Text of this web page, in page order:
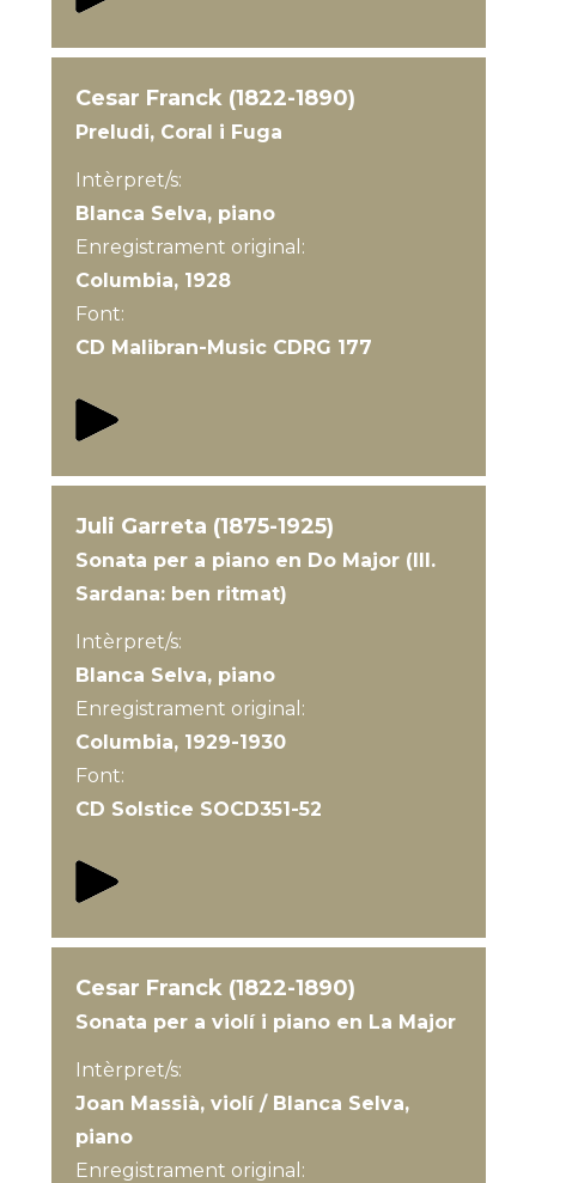
Cesar Franck (1822-1890)
Preludi, Coral i Fuga
Intèrpret/s:
Blanca Selva, piano
Enregistrament original:
Columbia, 1928
Font:
CD Malibran-Music CDRG 177
Juli Garreta (1875-1925)
Sonata per a piano en Do Major (III.
Sardana: ben ritmat)
Intèrpret/s:
Blanca Selva, piano
Enregistrament original:
Columbia, 1929-1930
Font:
CD Solstice SOCD351-52
Cesar Franck (1822-1890)
Sonata per a violí i piano en La Major
Intèrpret/s:
Joan Massià, violí / Blanca Selva,
piano
Enregistrament original: